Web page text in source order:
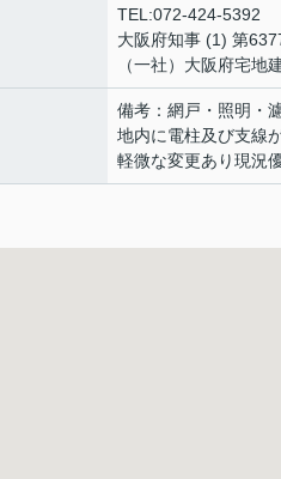
TEL:072-424-5392
大阪府知事 (1) 第
（一社）大阪府宅地
備考：網戸・照明・
地内に電柱及び支線
軽微な変更あり現況